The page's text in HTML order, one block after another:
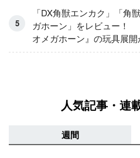
「DX角獣エンカク」「角
ガホーン」をレビュー！
オメガホーン』の玩具展開
人気記事・連
週間